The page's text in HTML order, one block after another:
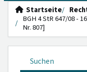
Startseite
BGH 4 StR 647/08 -
Nr. 807]
Suchen